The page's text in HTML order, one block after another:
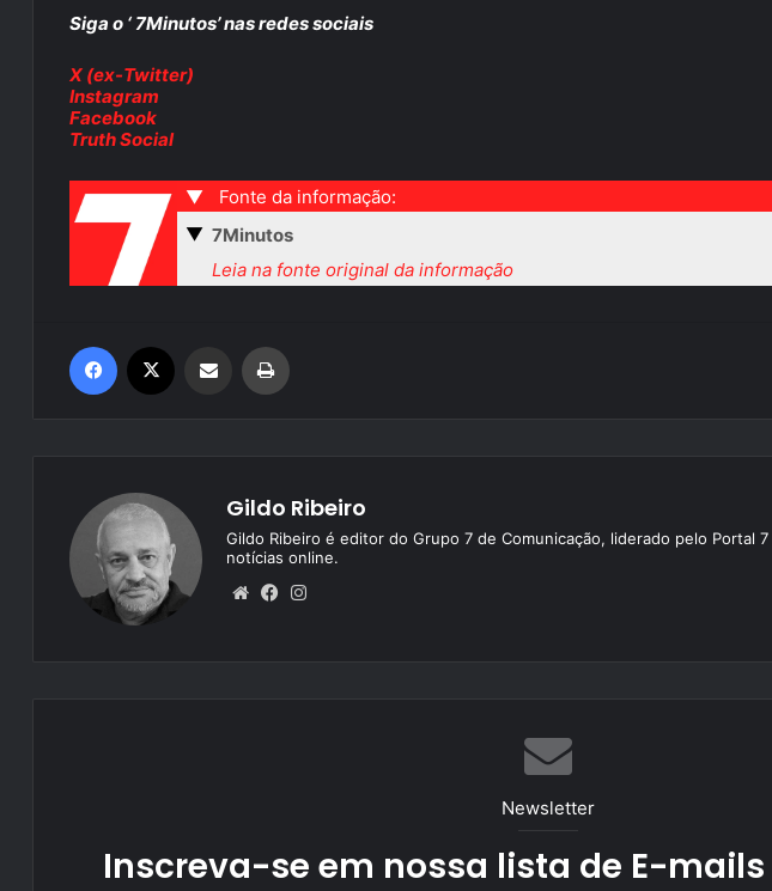
Siga o ‘ 7Minutos’ nas redes sociais
X (ex-Twitter)
Instagram
Facebook
Truth Social
▼
Fonte da informação:
▼ 7Minutos
Leia na fonte original da informação
Gildo Ribeiro
Gildo Ribeiro é editor do Grupo 7 de Comunicação, liderado pelo Portal
notícias online.
We Fa
Newsletter
Inscreva-se em nossa lista de E-